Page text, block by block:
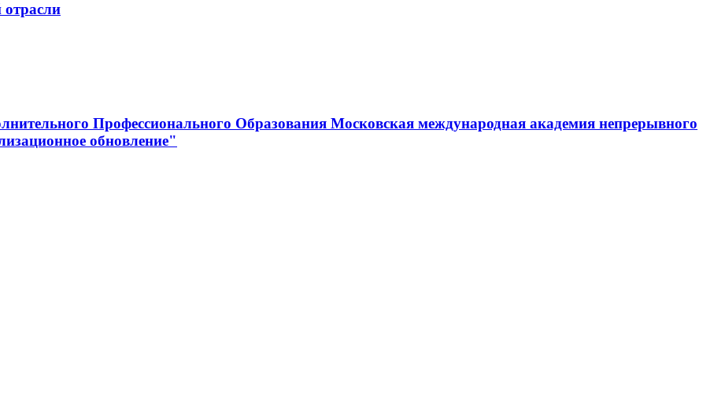
отрасли
Профессионального Образования Московская международная академия непрерывного
обновление"